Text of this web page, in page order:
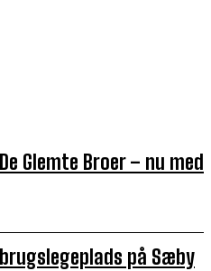
Glemte Broer – nu med
på Sæby